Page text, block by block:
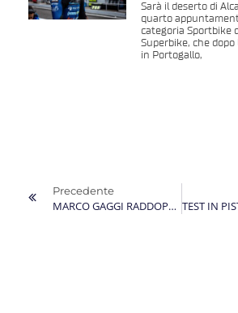
Sarà il deserto di
quarto
categoria Sportbike
Superbike, che
in Portogallo,
Precedente
MARCO GAGGI RADDOPPIA: COL MONDIALE SUPERBIKE C’E’ ANCHE IL RITORNO AL CAMPIONATO ITALIANO VELOCITA’